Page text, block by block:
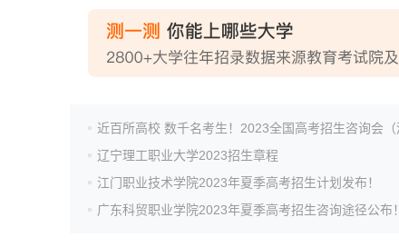
辽宁理工职业大学2023招生章程
江门职业技术学院2023年夏季高考招生计划发布！
广东科贸职业学院2023年夏季高考招生咨询途径公布！